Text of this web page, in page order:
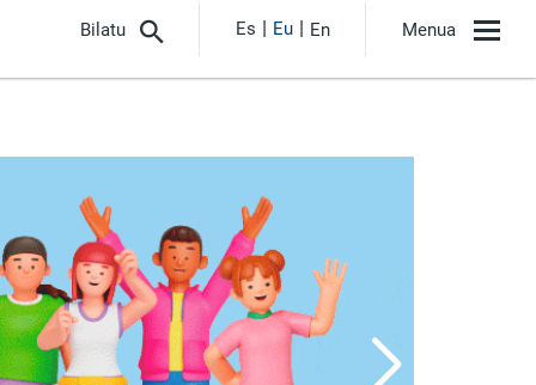
Bilatu Es Eu En Menua